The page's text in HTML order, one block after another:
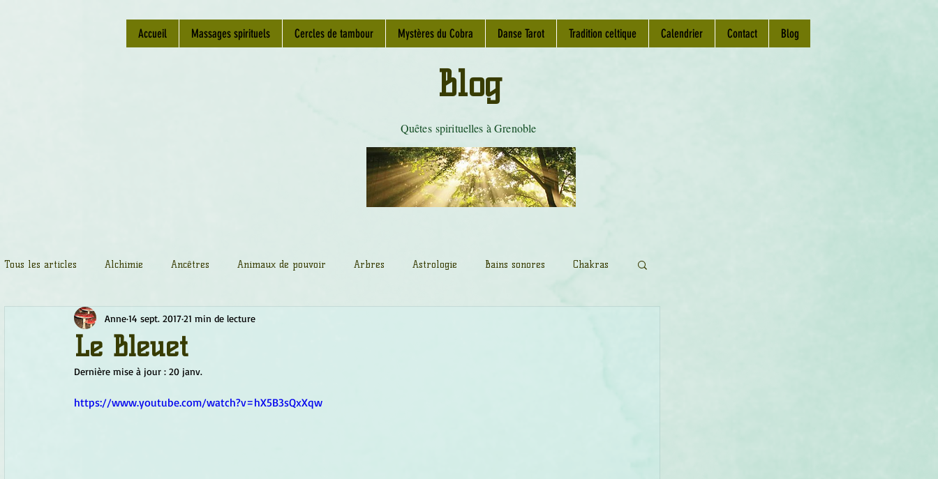
Accueil Massages spirituels Cercles de tambour Mystères du Cobra Danse Tarot Tradition celtique Calendrier Contact Blog
Quêtes spirituelles à Grenoble
Blog
Tous les articles Alchimie Ancêtres Animaux de pouvoir Arbres Astrologie Bains sonores Chakras
Chamanisme Champignons Conscience
Fleurs de Bach Géométrie sacrée
Le Bleuet
Anne14 sept. 201721 min de lecture
Dernière mise à jour : 20 janv.
https://www.youtube.com/watch?v=hX5B3sQxXqw